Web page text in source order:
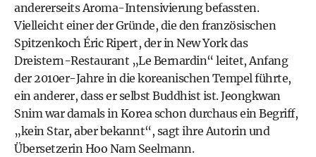
andererseits Aroma-Intensivierung befassten.
Vielleicht einer der Gründe, die den französischen
Spitzenkoch Éric Ripert, der in New York das
Dreistern-Restaurant „Le Bernardin“ leitet, Anfang
der 2010er-Jahre in die koreanischen Tempel führte,
ein anderer, dass er selbst Buddhist ist. Jeongkwan
Snim war damals in Korea schon durchaus ein Begriff,
„kein Star, aber bekannt“, sagt ihre Autorin und
Übersetzerin Hoo Nam Seelmann.